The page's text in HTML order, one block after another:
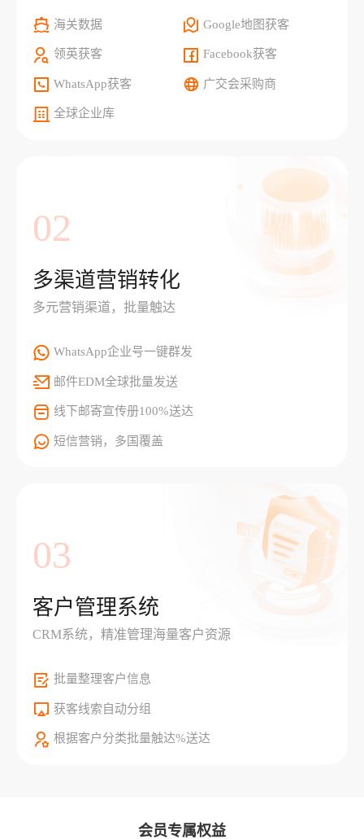
海关数据 Google地图获客
领英获客 Facebook获客
WhatsApp获客 广交会采购商
全球企业库
02
多渠道营销转化
多元营销渠道，批量触达
WhatsApp企业号一键群发
邮件EDM全球批量发送
线下邮寄宣传册100%送达
短信营销，多国覆盖
03
客户管理系统
CRM系统，精准管理海量客户资源
批量整理客户信息
获客线索自动分组
根据客户分类批量触达%送达
会员专属权益